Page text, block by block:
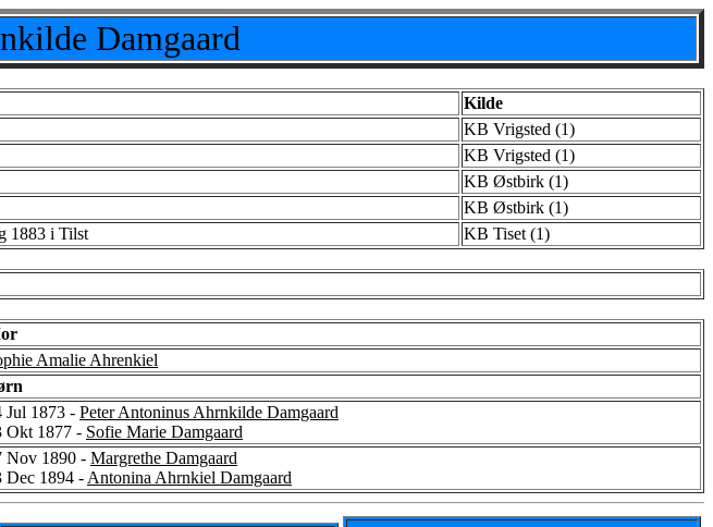
Damgaard
Kilde
KB Vrigsted (1)
KB Vrigsted (1)
KB Østbirk (1)
KB Østbirk (1)
1883 i Tilst KB Tiset (1)
Amalie Ahrenkiel
Jul 1873 - Peter Antoninus Ahrnkilde Damgaard
Okt 1877 - Sofie Marie Damgaard
Nov 1890 - Margrethe Damgaard
Dec 1894 - Antonina Ahrnkiel Damgaard